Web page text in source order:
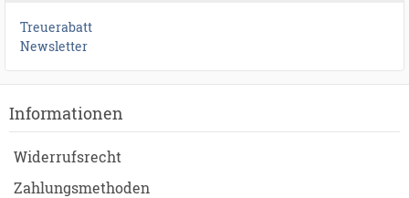
Treuerabatt
Newsletter
Informationen
Widerrufsrecht
Zahlungsmethoden